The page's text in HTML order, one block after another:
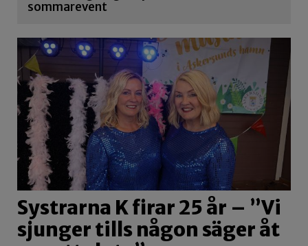
sommarevent
Systrarna K firar 25 år – ”Vi
sjunger tills någon säger åt